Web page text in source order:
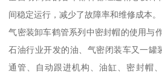
间稳定运行，减少了故障率和维修成本。
气密装卸车鹤管系列中密封帽的使用与
石油行业开发的油、气密闭装车又一罐
通管、自动跟进机构、油缸、密封帽